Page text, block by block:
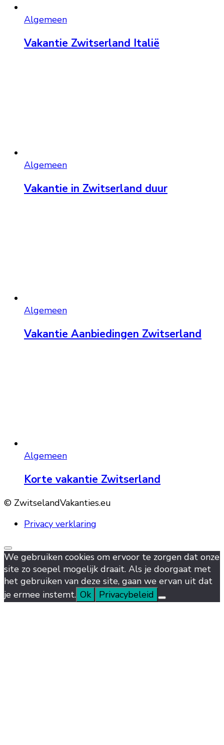
Algemeen
Vakantie Zwitserland Italië
Algemeen
Vakantie in Zwitserland duur
Algemeen
Vakantie Aanbiedingen Zwitserland
Algemeen
Korte vakantie Zwitserland
© ZwitselandVakanties.eu
Privacy verklaring
We gebruiken cookies om ervoor te zorgen dat onze
site zo soepel mogelijk draait. Als je doorgaat met
het gebruiken van deze site, gaan we ervan uit dat
je ermee instemt. Ok Privacybeleid